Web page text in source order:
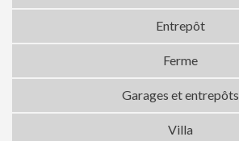
Entrepôt
Ferme
Garages et entrepôts
Villa